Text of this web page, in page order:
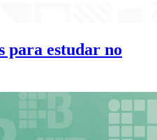
para estudar no